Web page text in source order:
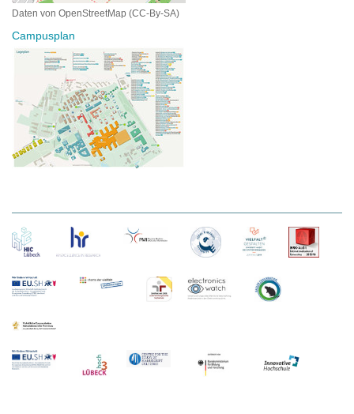
Daten von OpenStreetMap (CC-By-SA)
Campusplan